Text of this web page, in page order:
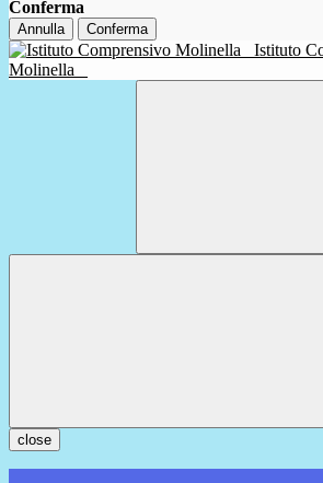
Conferma
Annulla Conferma
Istituto
Molinella
close